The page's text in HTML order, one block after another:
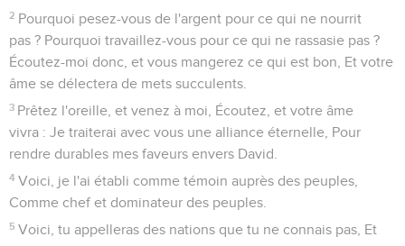
2 Pourquoi pesez-vous de l'argent pour ce qui ne nourrit
pas ? Pourquoi travaillez-vous pour ce qui ne rassasie pas ?
Écoutez-moi donc, et vous mangerez ce qui est bon, Et votre
âme se délectera de mets succulents.
3 Prêtez l'oreille, et venez à moi, Écoutez, et votre âme
vivra : Je traiterai avec vous une alliance éternelle, Pour
rendre durables mes faveurs envers David.
4 Voici, je l'ai établi comme témoin auprès des peuples,
Comme chef et dominateur des peuples.
5 Voici, tu appelleras des nations que tu ne connais pas, Et